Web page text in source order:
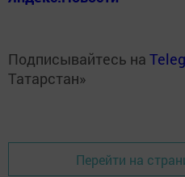
Подписывайтесь на
Татарстан»
Перейти на